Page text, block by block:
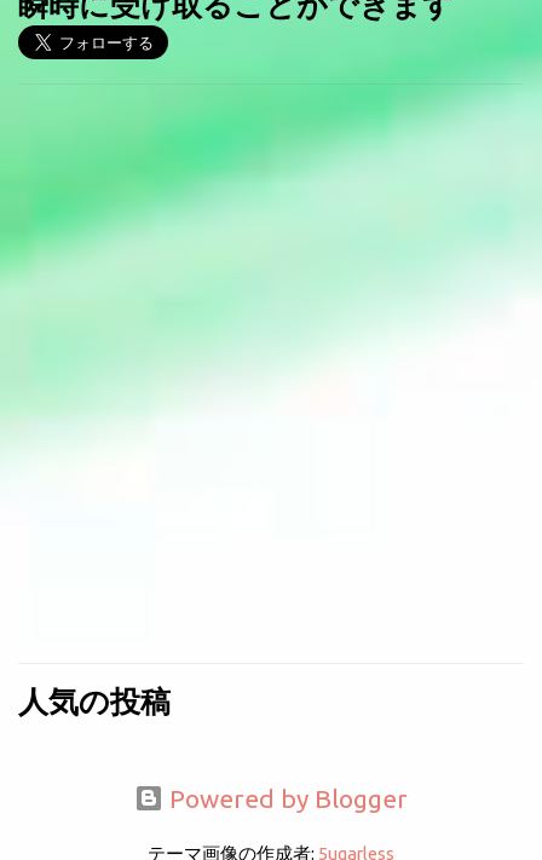
人気の投稿
Powered by Blogger
テーマ画像の作成者: 5ugarless